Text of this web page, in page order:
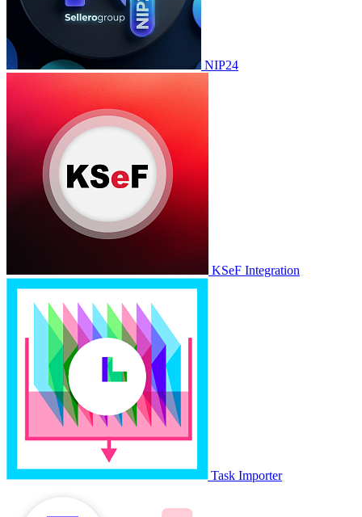
NIP24
KSeF Integration
Task Importer